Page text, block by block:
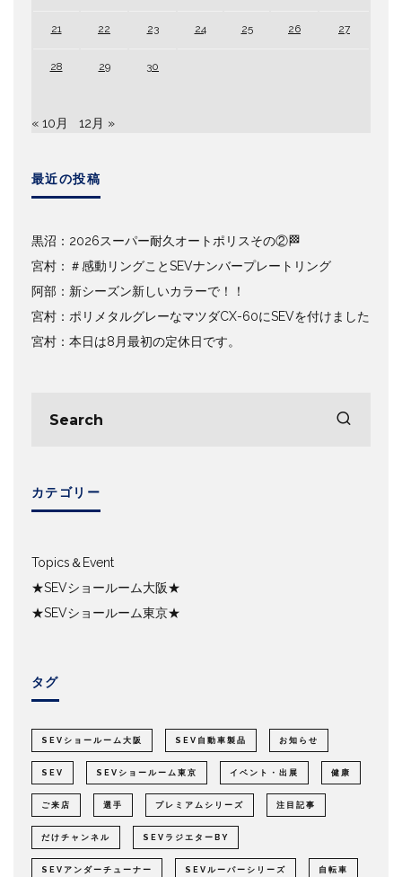
21 22 23 24 25 26 27
28 29 30
« 10月 12月 »
最近の投稿
黒沼：2026スーパー耐久オートポリスその②🏁
宮村：＃感動リングことSEVナンバープレートリング
阿部：新シーズン新しいカラーで！！
宮村：ポリメタルグレーなマツダCX-60にSEVを付けました
宮村：本日は8月最初の定休日です。
カテゴリー
Topics＆Event
★SEVショールーム大阪★
★SEVショールーム東京★
タグ
SEVショールーム大阪 SEV自動車製品 お知らせ
SEV SEVショールーム東京 イベント・出展 健康
ご来店 選手 プレミアムシリーズ 注目記事
だけチャンネル SEVラジエターBY
SEVアンダーチューナー SEVルーパーシリーズ 自転車